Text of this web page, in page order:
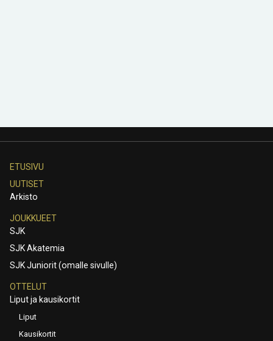
ETUSIVU
UUTISET
Arkisto
JOUKKUEET
SJK
SJK Akatemia
SJK Juniorit (omalle sivulle)
OTTELUT
Liput ja kausikortit
Liput
Kausikortit